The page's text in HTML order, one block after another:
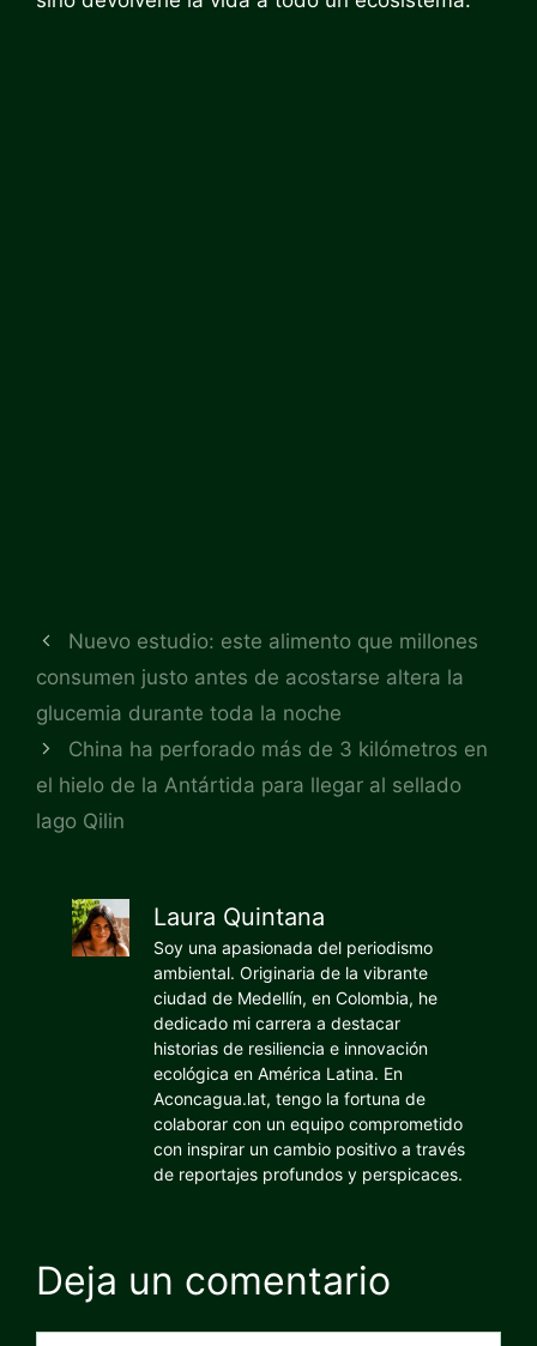
Nuevo estudio: este alimento que millones
consumen justo antes de acostarse altera la
glucemia durante toda la noche
China ha perforado más de 3 kilómetros en
el hielo de la Antártida para llegar al sellado
lago Qilin
Laura Quintana
Soy una apasionada del periodismo
ambiental. Originaria de la vibrante
ciudad de Medellín, en Colombia, he
dedicado mi carrera a destacar
historias de resiliencia e innovación
ecológica en América Latina. En
Aconcagua.lat, tengo la fortuna de
colaborar con un equipo comprometido
con inspirar un cambio positivo a través
de reportajes profundos y perspicaces.
Deja un comentario